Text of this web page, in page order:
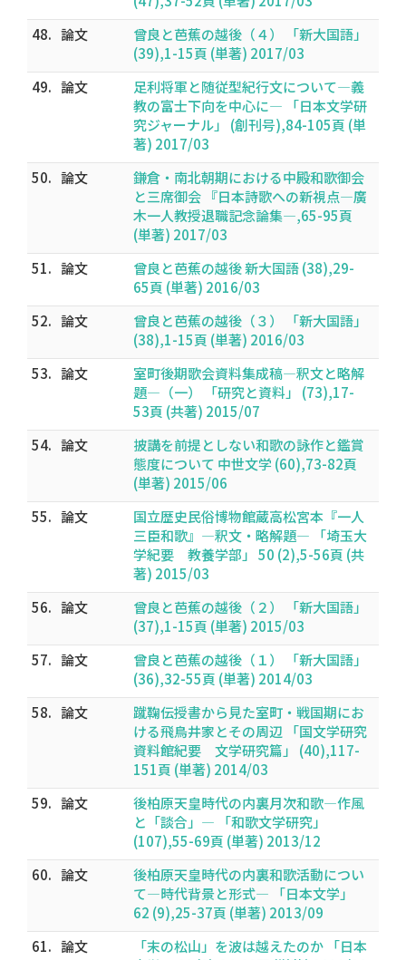
48. 論文
曾良と芭蕉の越後（４） 「新大国語」
(39),1-15頁 (単著) 2017/03
49. 論文
足利将軍と随従型紀行文について―義
教の富士下向を中心に― 「日本文学研
究ジャーナル」 (創刊号),84-105頁 (単
著) 2017/03
50. 論文
鎌倉・南北朝期における中殿和歌御会
と三席御会 『日本詩歌への新視点―廣
木一人教授退職記念論集―,65-95頁
(単著) 2017/03
51. 論文
曾良と芭蕉の越後 新大国語 (38),29-
65頁 (単著) 2016/03
52. 論文
曾良と芭蕉の越後（３） 「新大国語」
(38),1-15頁 (単著) 2016/03
53. 論文
室町後期歌会資料集成稿―釈文と略解
題―（一） 「研究と資料」 (73),17-
53頁 (共著) 2015/07
54. 論文
披講を前提としない和歌の詠作と鑑賞
態度について 中世文学 (60),73-82頁
(単著) 2015/06
55. 論文
国立歴史民俗博物館蔵高松宮本『一人
三臣和歌』―釈文・略解題― 「埼玉大
学紀要 教養学部」 50 (2),5-56頁 (共
著) 2015/03
56. 論文
曾良と芭蕉の越後（２） 「新大国語」
(37),1-15頁 (単著) 2015/03
57. 論文
曾良と芭蕉の越後（１） 「新大国語」
(36),32-55頁 (単著) 2014/03
58. 論文
蹴鞠伝授書から見た室町・戦国期にお
ける飛鳥井家とその周辺 「国文学研究
資料館紀要 文学研究篇」 (40),117-
151頁 (単著) 2014/03
59. 論文
後柏原天皇時代の内裏月次和歌―作風
と「談合」― 「和歌文学研究」
(107),55-69頁 (単著) 2013/12
60. 論文
後柏原天皇時代の内裏和歌活動につい
て―時代背景と形式― 「日本文学」
62 (9),25-37頁 (単著) 2013/09
61. 論文
「末の松山」を波は越えたのか 「日本